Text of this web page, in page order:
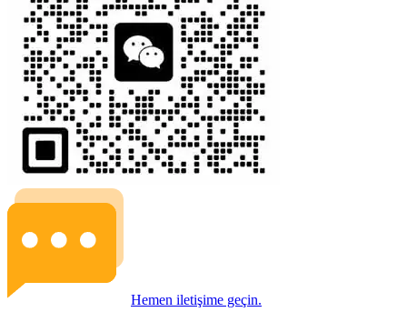
Hemen iletişime geçin.